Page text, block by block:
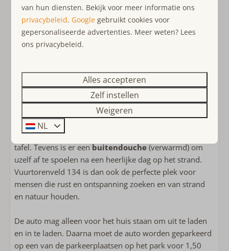
Kinder(camping)bed
Kinderstoel
Speeltoestel in tuin
Trampoline
Ligging accommodatie
Rustig gelegen
Vrijstaande accommodatie op vakantiepark
Het Oude Nieuwland
een 1-persoonsdesigner bed van WOOOD (90x200) en
zijn door hun thematische inrichting vooral een mooie
belevenis voor kinderen.
De sfeer van het interieur wordt volledig overgebracht
in de speeltuin van het park, op de mega-trampoline
(250x350cm) in de voortuin of een hut bouwen in de
bosjes achter het huis, zit u op het terras aan de
achterkant van de woning tussen het groen te genieten
van uw privacy. Het terras is voorzien van een lounge
set, een hangstoel, tuintafel met 6 stoelen en een bbq-
tafel. Tevens is er een buitendouche (verwarmd) om
uzelf af te spoelen na een heerlijke dag op het strand.
Vuurtorenveld 134 is dan ook de perfecte plek voor
mensen die rust en ontspanning zoeken en van strand
en natuur houden.
De auto mag alleen voor het huis staan om uit te laden
en in te laden. Daarna moet de auto worden geparkeerd
op een van de parkeerplaatsen op het park voor 1,50
van hun diensten. Bekijk voor meer informatie ons
privacybeleid. Google gebruikt cookies voor
gepersonaliseerde advertenties. Meer weten? Lees
ons privacybeleid.
Alles accepteren
Zelf instellen
Weigeren
NL